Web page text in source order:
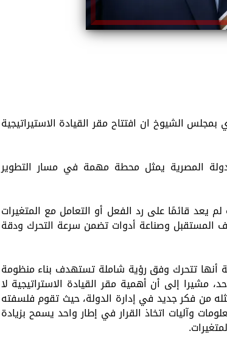
بمجلس الشيوخ ان افتتاح مقر القيادة الاستيراتيجية
المصرية يمثل محطة مهمة في مسار التطوير
لم يعد قائمًا على رد الفعل أو التعامل مع المتغيرات
المستقبل وصناعة أدوات تضمن سرعة التحرك ودقة
أنها تتحرك وفق رؤية شاملة تستهدف بناء منظومة
مشيرا إلى أن أهمية مقر القيادة الاستراتيجية لا
من فكر جديد في إدارة الدولة، حيث تقوم فلسفته
وآليات اتخاذ القرار في إطار واحد يسمح بزيادة